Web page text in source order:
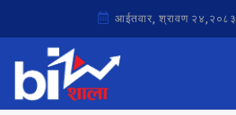
आईतवार, श्रावण २४,२०८३